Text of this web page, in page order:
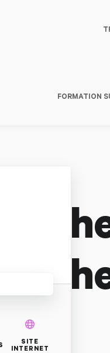
FORMATION
SITE
INTERNET